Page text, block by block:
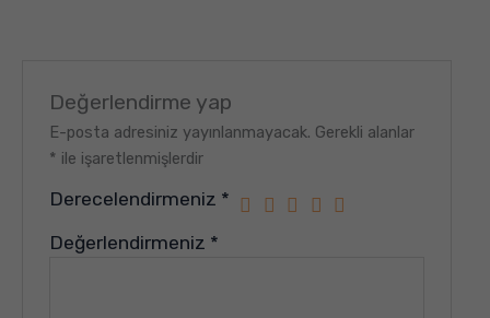
Değerlendirme yap
E-posta adresiniz yayınlanmayacak. Gerekli alanlar
* ile işaretlenmişlerdir
Derecelendirmeniz *
Değerlendirmeniz *